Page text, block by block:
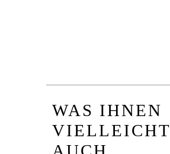
WAS IHNEN
VIELLEICHT